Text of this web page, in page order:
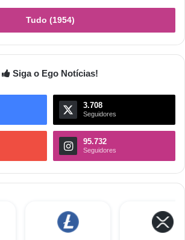
Tudo (1954)
Siga o Ego Notícias!
3.708
Seguidores
95.732
Seguidores